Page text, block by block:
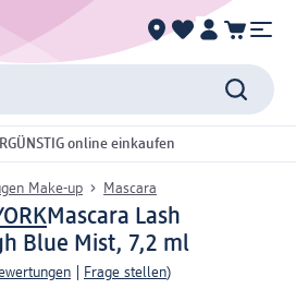
online einkaufen
Make-up Mascara
Mascara Lash
Blue Mist, 7,2 ml
Frage stellen)